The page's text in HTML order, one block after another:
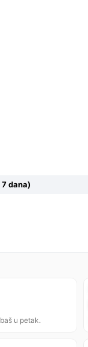
dana)
u petak.